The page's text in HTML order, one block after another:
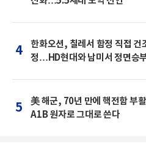
4
한화오션, 칠레서 함정 직접 건
정…HD현대와 남미서 정면승
5
美 해군, 70년 만에 핵전함 부
A1B 원자로 그대로 쓴다